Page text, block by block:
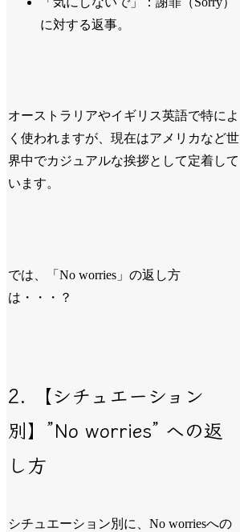
に対する返事。
オーストラリアやイギリス英語で特によ
く使われますが、現在はアメリカなど世
界中でカジュアルな挨拶として定着して
います。
では、「No worries」の返し方
は・・・？
2. 【シチュエーション
別】”No worries” への返
し方
シチュエーション別に、No worriesへの